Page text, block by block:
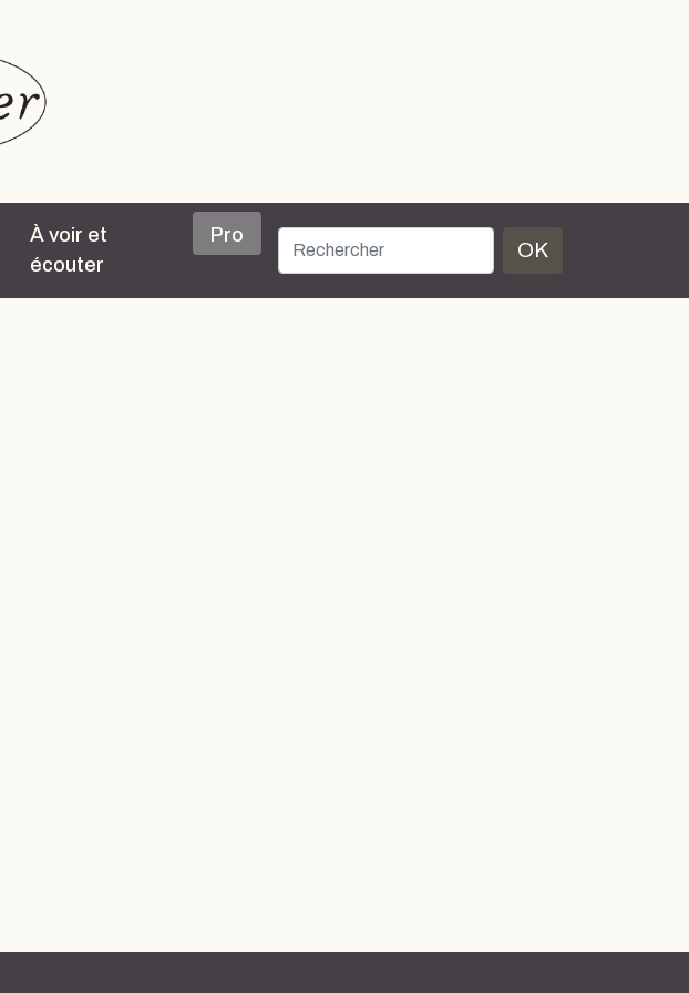
À voir et
écouter
Pro
OK